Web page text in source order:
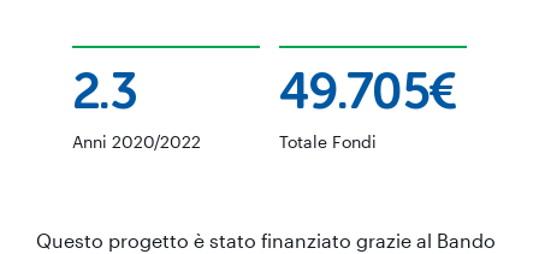
2.3
Anni 2020/2022
49.705€
Totale Fondi
Questo progetto è stato finanziato grazie al Bando